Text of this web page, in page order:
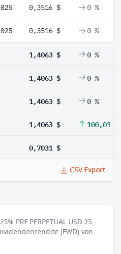
0,3516 $ 0 %
0,3516 $ 0 %
1,4063 $ 0 %
1,4063 $ 0 %
1,4063 $ 0 %
1,4063 $ 100,01 %
0,7031 $
CSV Export
PRF PERPETUAL USD 25 -
(FWD) von